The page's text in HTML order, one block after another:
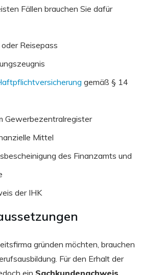
Fällen brauchen Sie dafür
Reisepass
gemäß § 14
Gewerbezentralregister
Mittel
des Finanzamts und
der IHK
gründen möchten, brauchen
Für den Erhalt der
ein Sachkundenachweis